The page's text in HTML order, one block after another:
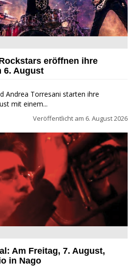
Andrea Torresani im Summer Rock
eröffnen ihre
6. August
Andrea Torresani starten ihre
mit einem...
Veröffentlicht am 6. August 2026
beim Garda Jazz Festival
Am Freitag, 7. August,
in Nago